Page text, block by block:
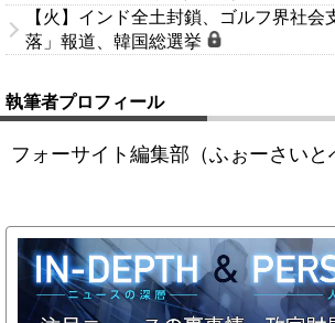
【火】インド全土封鎖、ゴルフ界社会
落」報道、韓国総選挙
執筆者プロフィール
フォーサイト編集部（ふぉーさいと